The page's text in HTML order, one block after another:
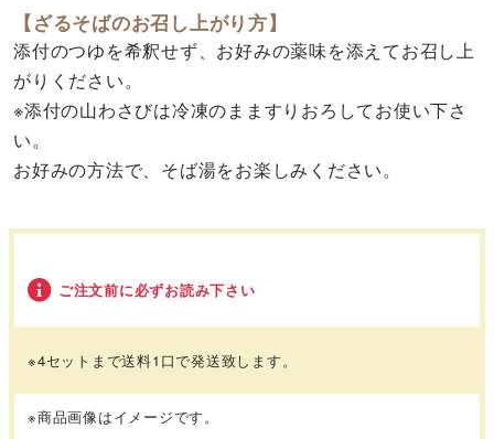
【ざるそばのお召し上がり方】
添付のつゆを希釈せず、お好みの薬味を添えてお召し上
がりください。
※添付の山わさびは冷凍のまますりおろしてお使い下さ
い。
お好みの方法で、そば湯をお楽しみください。
ご注文前に必ずお読み下さい
※4セットまで送料1口で発送致します。
※商品画像はイメージです。